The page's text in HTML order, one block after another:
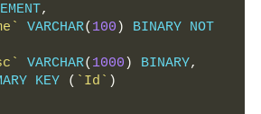
,
VARCHAR( 100 )
BINARY NOT
VARCHAR( 1000 ) BINARY,
KEY
( `Id` )